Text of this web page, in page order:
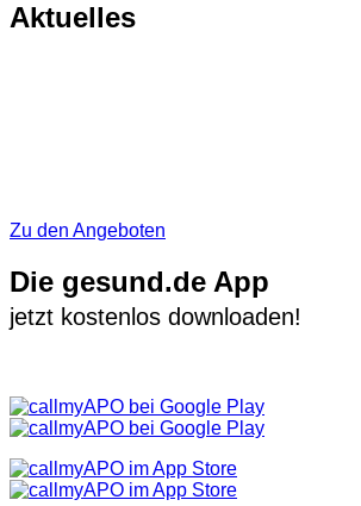
Aktuelles
Zu den Angeboten
Die gesund.de App
jetzt kostenlos downloaden!